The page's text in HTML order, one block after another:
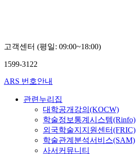
고객센터 (평일: 09:00~18:00)
1599-3122
ARS 번호안내
관련누리집
대학공개강의(KOCW)
학술정보통계시스템(Rinfo)
외국학술지지원센터(FRIC)
학술관계분석서비스(SAM)
사서커뮤니티